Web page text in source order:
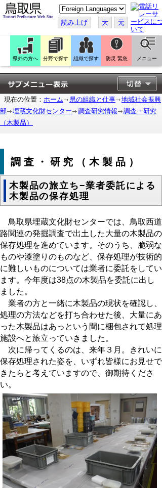
こ
の
ペ
ー
ジ
翻
訳
す
る
読み上げ 大 元
県外の方へ 分野で探す 組織で探す 防災 緊急 メニュー
現在の位置： ホーム 県の組織と仕事
地域社会振興
部
埋蔵文化財センター 調査研究情報
調査・研究
（木製品）
調査・研究（木製品）
木製品の旅立ち−業者委託による
木製品の保存処理
鳥取県埋蔵文化財センターでは、鳥取西道
路関連の発掘調査で出土した大量の木製品の
保存処理を進めています。そのうち、脆弱な
ものや漆塗りのものなど、保存処理が技術的
に難しいものについては業者に委託をしてい
ます。今年度は38点の木製品を委託に出し
ました。
業者の方と一緒に木製品の現状を確認し、
処理の方法などを打ち合わせた後、大量にあ
った木製品はあっという間に梱包されて処理
施設へと旅立っていきました。
次に帰ってくるのは、来年３月。きれいに
保存処理された姿を、いずれ皆様にお見せで
きたらと考えていますので、御期待くださ
い。